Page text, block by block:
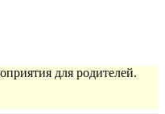
для родителей.